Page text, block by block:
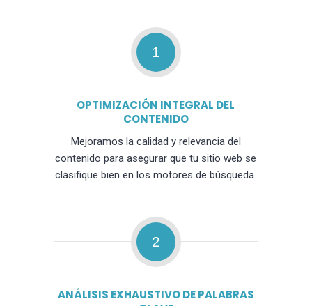
1
OPTIMIZACIÓN INTEGRAL DEL
CONTENIDO
Mejoramos la calidad y relevancia del
contenido para asegurar que tu sitio web se
clasifique bien en los motores de búsqueda.
2
ANÁLISIS EXHAUSTIVO DE PALABRAS